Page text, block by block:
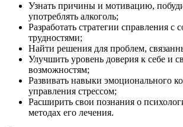
Узнать причины и мотивацию,
употреблять алкоголь;
Разработать стратегии справления с
трудностями;
Найти решения для проблем,
Улучшить уровень доверия к себе и
возможностям;
Развивать навыки эмоционального
управления стрессом;
Расширить свои познания о
методах его лечения.